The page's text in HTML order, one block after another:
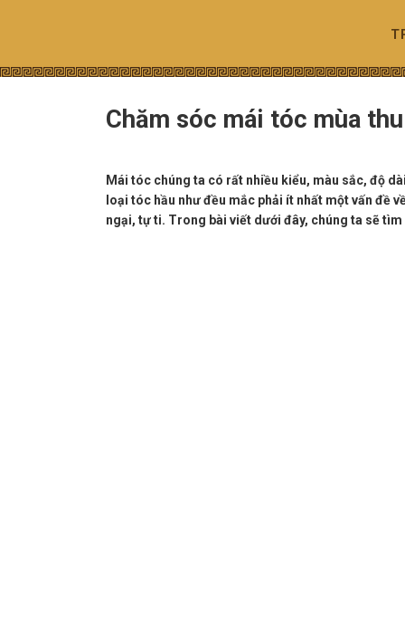
Chăm sóc mái tóc mùa
Mái tóc chúng ta có rất nhiều kiểu, màu sắc, độ
loại tóc hầu như đều mắc phải ít nhất một vấn đề
ngại, tự ti. Trong bài viết dưới đây, chúng ta sẽ tìm